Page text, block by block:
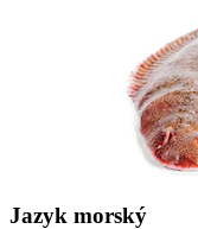
Jazyk morský